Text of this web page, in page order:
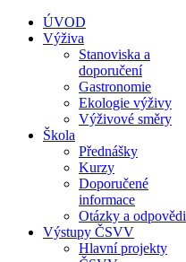
ÚVOD
Výživa
Stanoviska a
doporučení
Gastronomie
Ekologie výživy
Výživové směry
Škola
Přednášky
Kurzy
Doporučené
informace
Otázky a odpovědi
Výstupy ČSVV
Hlavní projekty